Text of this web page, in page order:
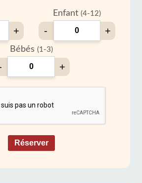
+
Enfant (4-12)
- +
Bébés (1-3)
+
Réserver